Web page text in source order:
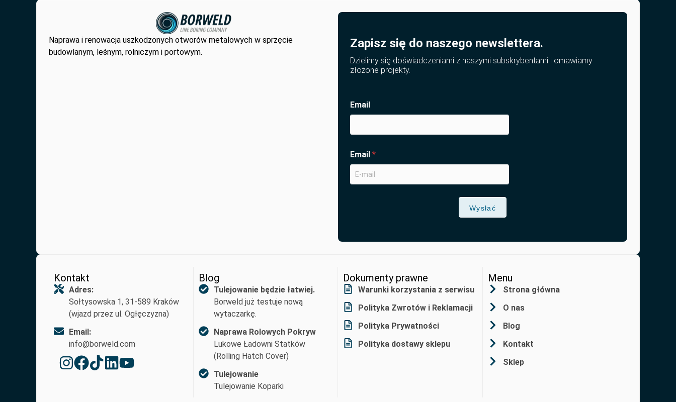
Naprawa i renowacja uszkodzonych otworów metalowych w sprzęcie
budowlanym, leśnym, rolniczym i portowym.
Zapisz się do naszego newslettera.
Dzielimy się doświadczeniami z naszymi subskrybentami i omawiamy
złożone projekty.
Email
Email *
Wysłać
Kontakt
Adres:
Sołtysowska 1, 31-589 Kraków
(wjazd przez ul. Ogłęczyzna)
Email:
info@borweld.com
Blog
Tulejowanie będzie łatwiej.
Borweld już testuje nową
wytaczarkę.
Naprawa Rolowych Pokryw
Lukowe Ładowni Statków
(Rolling Hatch Cover)
Tulejowanie
Tulejowanie Koparki
Dokumenty prawne
Warunki korzystania z serwisu
Polityka Zwrotów i Reklamacji
Polityka Prywatności
Polityka dostawy sklepu
Menu
Strona główna
O nas
Blog
Kontakt
Sklep